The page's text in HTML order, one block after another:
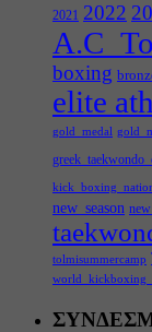
2021 2022
boxing
elite
gold_medal
new_season
tolmisummercamp